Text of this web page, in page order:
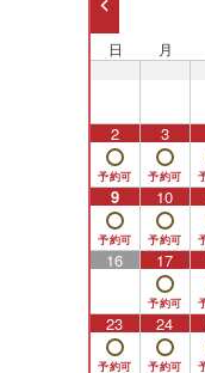
日 月
2 3
9 10
16 17
23 24